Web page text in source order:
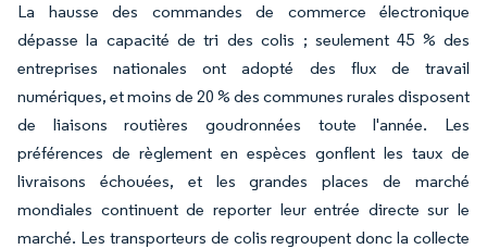
La hausse des commandes de commerce électronique
dépasse la capacité de tri des colis ; seulement 45 % des
entreprises nationales ont adopté des flux de travail
numériques, et moins de 20 % des communes rurales disposent
de liaisons routières goudronnées toute l'année. Les
préférences de règlement en espèces gonflent les taux de
livraisons échouées, et les grandes places de marché
mondiales continuent de reporter leur entrée directe sur le
marché. Les transporteurs de colis regroupent donc la collecte